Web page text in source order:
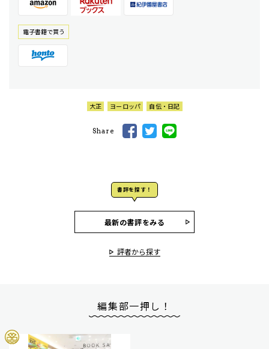
電⼦書籍で買う
大正 ヨーロッパ 自伝・日記
Share
書評を探す！
最新の書評をみる
評者から探す
編集部一押し！